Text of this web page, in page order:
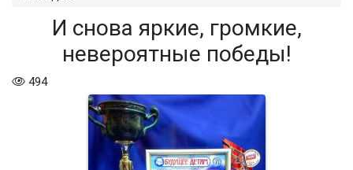
И снова яркие, громкие,
невероятные победы!
494